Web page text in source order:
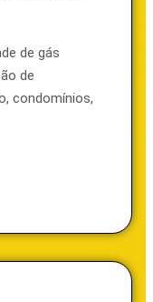
de gás
de
condomínios,